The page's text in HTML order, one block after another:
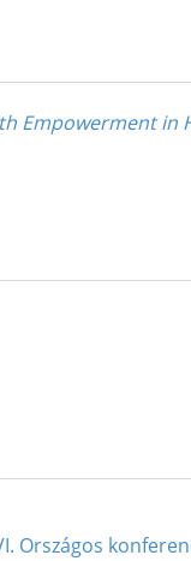
Empowerment in
Országos